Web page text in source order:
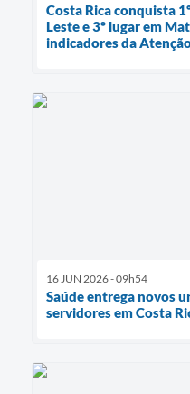
Costa Rica conquista
Leste e 3º lugar em
indicadores da
16 JUN 2026 - 09h54
Saúde entrega novos
servidores em Costa